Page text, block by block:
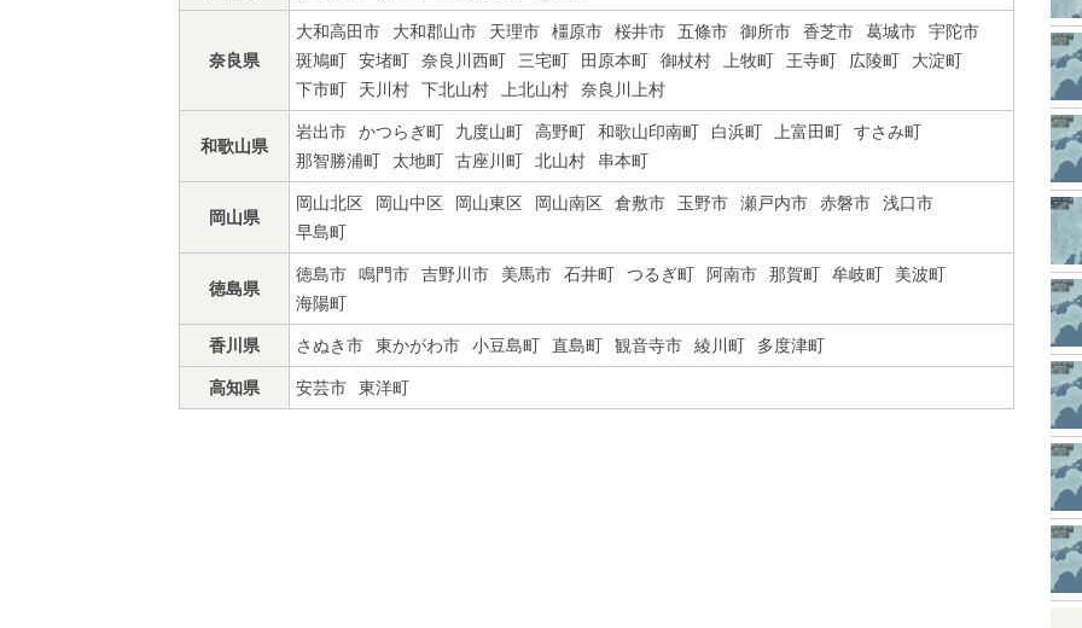
奈良県
大和高田市 大和郡山市 天理市 橿原市 桜井市 五條市 御所市 香芝市 葛城市
宇陀市
斑鳩町
安堵町 奈良川西町 三宅町 田原本町 御杖村 上牧町 王寺町 広陵町
大淀町
下市町
天川村 下北山村 上北山村 奈良川上村
和歌山県
岩出市 かつらぎ町 九度山町 高野町 和歌山印南町 白浜町 上富田町
すさみ町
那智勝浦町
太地町 古座川町 北山村 串本町
岡山県
岡山北区 岡山中区 岡山東区 岡山南区 倉敷市 玉野市 瀬戸内市 赤磐市
浅口市
早島町
徳島県
徳島市 鳴門市 吉野川市 美馬市 石井町 つるぎ町 阿南市 那賀町 牟岐町
美波町
海陽町
香川県 さぬき市 東かがわ市 小豆島町 直島町 観音寺市 綾川町 多度津町
高知県 安芸市 東洋町